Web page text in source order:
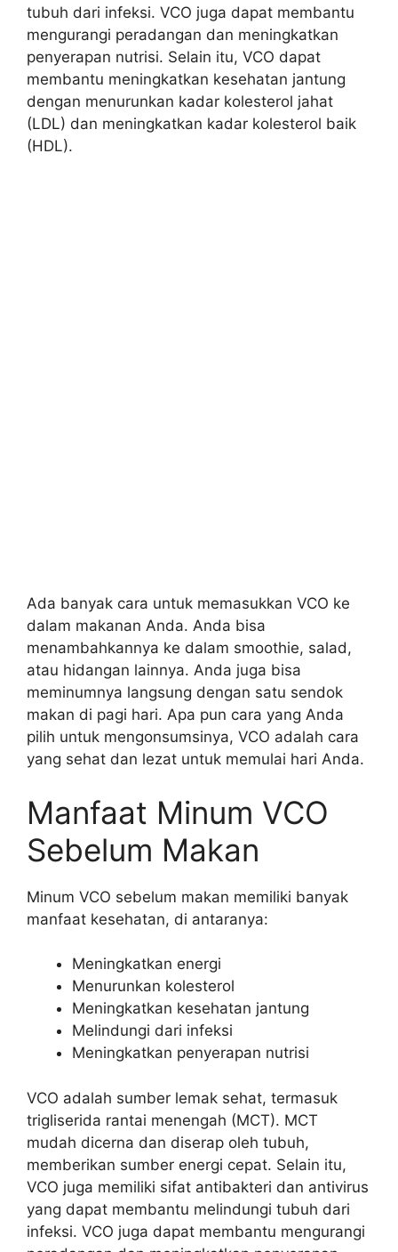
tubuh dari infeksi. VCO juga dapat membantu
mengurangi peradangan dan meningkatkan
penyerapan nutrisi. Selain itu, VCO dapat
membantu meningkatkan kesehatan jantung
dengan menurunkan kadar kolesterol jahat
(LDL) dan meningkatkan kadar kolesterol baik
(HDL).
Ada banyak cara untuk memasukkan VCO ke
dalam makanan Anda. Anda bisa
menambahkannya ke dalam smoothie, salad,
atau hidangan lainnya. Anda juga bisa
meminumnya langsung dengan satu sendok
makan di pagi hari. Apa pun cara yang Anda
pilih untuk mengonsumsinya, VCO adalah cara
yang sehat dan lezat untuk memulai hari Anda.
Manfaat Minum VCO
Sebelum Makan
Minum VCO sebelum makan memiliki banyak
manfaat kesehatan, di antaranya:
Meningkatkan energi
Menurunkan kolesterol
Meningkatkan kesehatan jantung
Melindungi dari infeksi
Meningkatkan penyerapan nutrisi
VCO adalah sumber lemak sehat, termasuk
trigliserida rantai menengah (MCT). MCT
mudah dicerna dan diserap oleh tubuh,
memberikan sumber energi cepat. Selain itu,
VCO juga memiliki sifat antibakteri dan antivirus
yang dapat membantu melindungi tubuh dari
infeksi. VCO juga dapat membantu mengurangi